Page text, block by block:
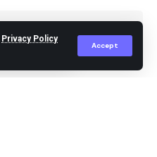
Privacy Policy
Accept